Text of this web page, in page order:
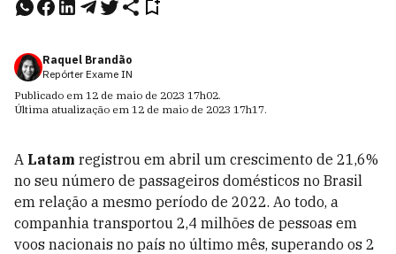
Raquel Brandão
Repórter Exame IN
Publicado em 12 de maio de 2023 17h02.
Última atualização em 12 de maio de 2023 17h17.
A Latam registrou em abril um crescimento de 21,6%
no seu número de passageiros domésticos no Brasil
em relação a mesmo período de 2022. Ao todo, a
companhia transportou 2,4 milhões de pessoas em
voos nacionais no país no último mês, superando os 2